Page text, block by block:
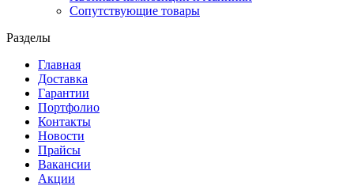
Сопутствующие товары
Разделы
Главная
Доставка
Гарантии
Портфолио
Контакты
Новости
Прайсы
Вакансии
Акции